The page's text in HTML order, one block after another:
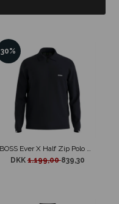
30%
BOSS Ever X Half Zip Polo Navy
DKK1.199,00839,30